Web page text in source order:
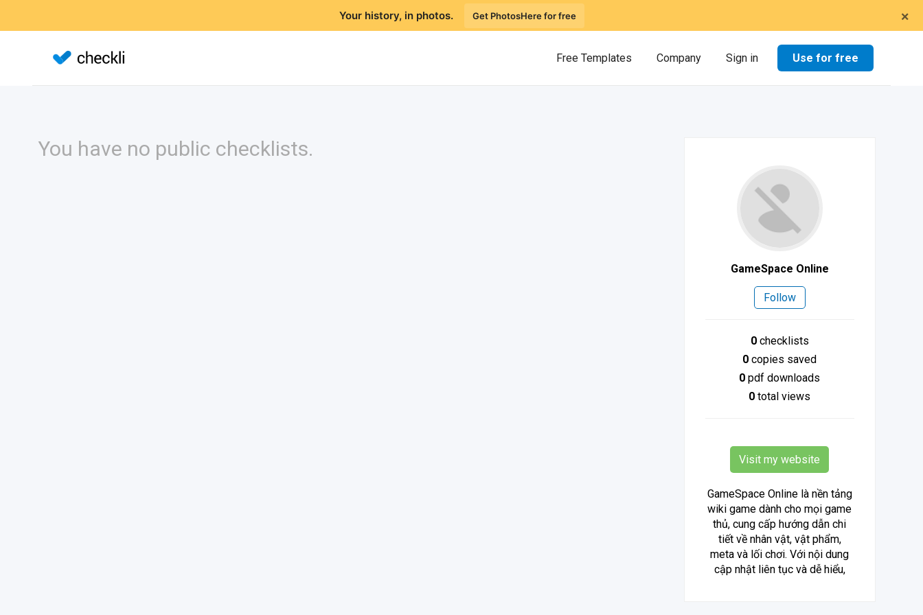
×
Your history, in photos. Get PhotosHere for free
Free Templates Company Sign in Use for free
You have no public checklists.
GameSpace Online
Follow
0checklists
0 copies saved
0 pdf downloads
0 total views
Visit my website
GameSpace Online là nền tảng
wiki game dành cho mọi game
thủ, cung cấp hướng dẫn chi
tiết về nhân vật, vật phẩm,
meta và lối chơi. Với nội dung
cập nhật liên tục và dễ hiểu,